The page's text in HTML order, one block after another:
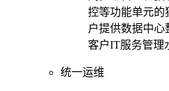
控等功能单元的
户提供数据中
客户IT服务管理
统一运维